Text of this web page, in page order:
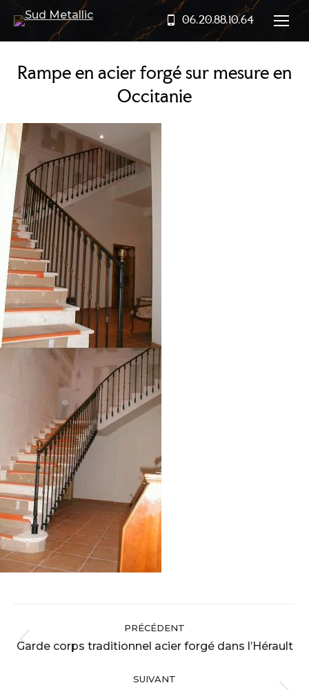
06.20.88.10.64
Rampe en acier forgé sur mesure en
Occitanie
album
PRÉCÉDENT
Album
:
Garde corps traditionnel acier forgé dans l’Hérault
SUIVANT